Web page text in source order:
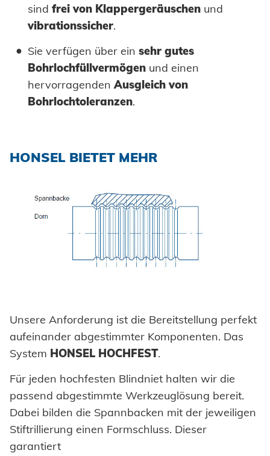
sind frei von Klappergeräuschen und
vibrationssicher.
Sie verfügen über ein sehr gutes
Bohrlochfüllvermögen und einen
hervorragendenAusgleich von
Bohrlochtoleranzen.
HONSEL BIETET MEHR
Unsere Anforderung ist die Bereitstellung perfekt
aufeinander abgestimmter Komponenten. Das
System HONSEL HOCHFEST.
Für jeden hochfesten Blindniet halten wir die
passend abgestimmte Werkzeuglösung bereit.
Dabei bilden die Spannbacken mit der jeweiligen
Stiftrillierung einen Formschluss. Dieser
garantiert